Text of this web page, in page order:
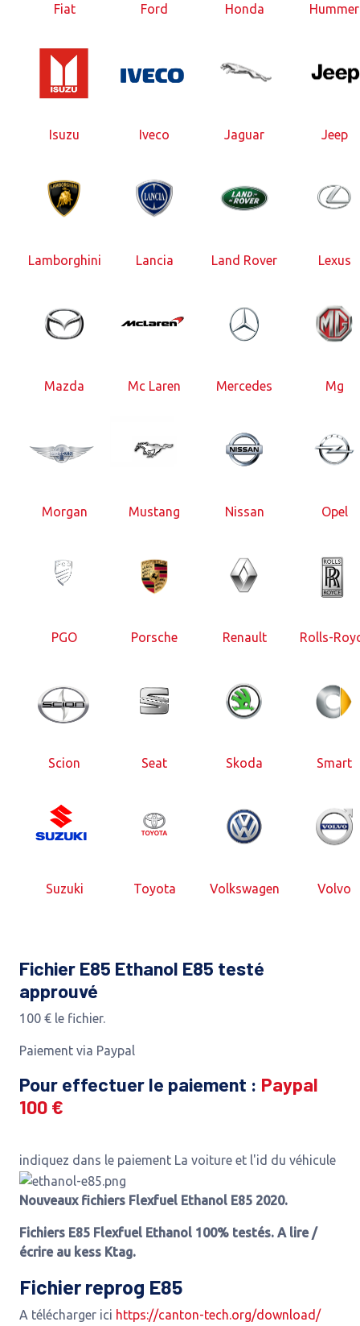
Fiat Ford Honda Hummer
Isuzu Iveco Jaguar Jeep
Lamborghini Lancia Land Rover Lexus
Mazda Mc Laren Mercedes Mg
Morgan Mustang Nissan Opel
PGO Porsche Renault Rolls-
Scion Seat Skoda Smart
Suzuki Toyota Volkswagen Volvo
Fichier E85 Ethanol E85 testé
approuvé
100 € le fichier.
Paiement via Paypal
Pour effectuer le paiement : Paypal
100 €
indiquez dans le paiement La voiture et l'id du véhicule
Nouveaux fichiers Flexfuel Ethanol E85 2020.
Fichiers E85 Flexfuel Ethanol 100% testés. A lire /
écrire au kess Ktag.
Fichier reprog E85
A télécharger ici https://canton-tech.org/download/